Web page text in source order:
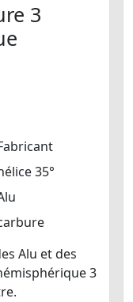
3
35°
Alu et des
3